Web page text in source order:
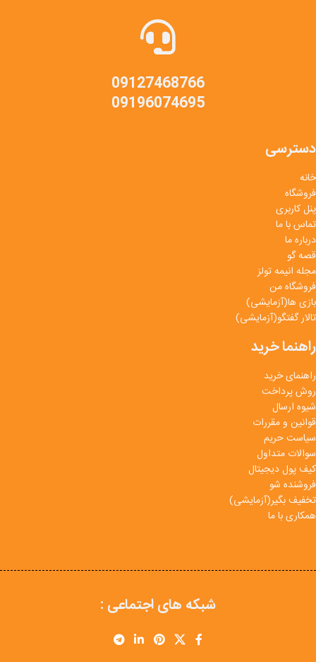
09127468766
09196074695
دسترسی
خانه
فروشگاه
پنل کاربری
تماس با ما
درباره ما
قصه گو
مجله انیمه تولز
فروشگاه من
بازی ها(آزمایشی)
تالار گفتگو(آزمایشی)
راهنما خرید
راهنمای خرید
روش پرداخت
شیوه ارسال
قوانین و مقررات
سیاست حریم
سوالات متداول
کیف پول دیجیتال
فروشنده شو
تخفیف بگیر(آزمایشی)
همکاری با ما
شبکه های اجتماعی :